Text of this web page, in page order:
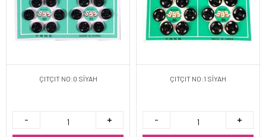
ÇITÇIT NO:0 SİYAH ÇITÇIT NO:1 SİYAH